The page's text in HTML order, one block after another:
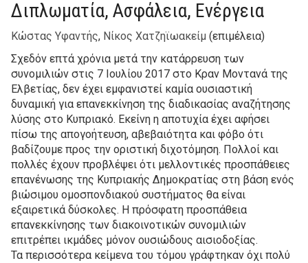
Διπλωματία, Ασφάλεια, Ενέργεια
Κώστας Υφαντής, Νίκος Χατζηϊωακείμ (επιμέλεια)
Σχεδόν επτά χρόνια μετά την κατάρρευση των
συνομιλιών στις 7 Ιουλίου 2017 στο Κραν Μοντανά της
Ελβετίας, δεν έχει εμφανιστεί καμία ουσιαστική
δυναμική για επανεκκίνηση της διαδικασίας αναζήτησης
λύσης στο Κυπριακό. Εκείνη η αποτυχία έχει αφήσει
πίσω της απογοήτευση, αβεβαιότητα και φόβο ότι
βαδίζουμε προς την οριστική διχοτόμηση. Πολλοί και
πολλές έχουν προβλέψει ότι μελλοντικές προσπάθειες
επανένωσης της Κυπριακής Δημοκρατίας στη βάση ενός
βιώσιμου ομοσπονδιακού συστήματος θα είναι
εξαιρετικά δύσκολες. Η πρόσφατη προσπάθεια
επανεκκίνησης των διακοινοτικών συνομιλιών
επιτρέπει ικμάδες μόνον ουσιώδους αισιοδοξίας.
Τα περισσότερα κείμενα του τόμου γράφτηκαν όχι πολύ